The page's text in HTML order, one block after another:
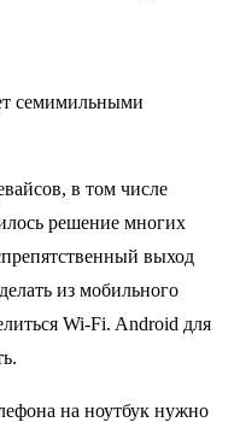
семимильными
в том числе
решение многих
выход
из мобильного
Wi-Fi. Android для
на ноутбук нужно